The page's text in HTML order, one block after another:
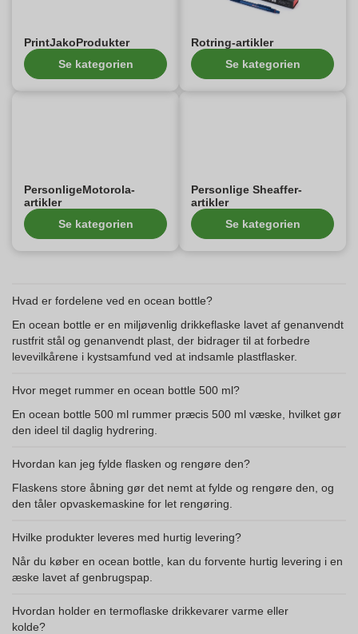
PrintJakoProdukter
Se kategorien
Rotring-artikler
Se kategorien
PersonligeMotorola-
artikler
Se kategorien
Personlige Sheaffer-
artikler
Se kategorien
Hvad er fordelene ved en ocean bottle?
En ocean bottle er en miljøvenlig drikkeflaske lavet af genanvendt
rustfrit stål og genanvendt plast, der bidrager til at forbedre
levevilkårene i kystsamfund ved at indsamle plastflasker.
Hvor meget rummer en ocean bottle 500 ml?
En ocean bottle 500 ml rummer præcis 500 ml væske, hvilket gør
den ideel til daglig hydrering.
Hvordan kan jeg fylde flasken og rengøre den?
Flaskens store åbning gør det nemt at fylde og rengøre den, og
den tåler opvaskemaskine for let rengøring.
Hvilke produkter leveres med hurtig levering?
Når du køber en ocean bottle, kan du forvente hurtig levering i en
æske lavet af genbrugspap.
Hvordan holder en termoflaske drikkevarer varme eller
kolde?